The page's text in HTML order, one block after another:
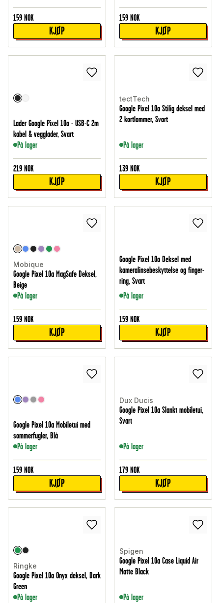
159 NOK
KJØP
159 NOK
KJØP
Lader Google Pixel 10a - USB-C 2m
kabel & vegglader, Svart
På lager
219 NOK
KJØP
tectTech
Google Pixel 10a Stilig deksel med
2 kortlommer, Svart
På lager
139 NOK
KJØP
Mobique
Google Pixel 10a MagSafe Deksel,
Beige
På lager
159 NOK
KJØP
Google Pixel 10a Deksel med
kameralinsebeskyttelse og finger-
ring, Svart
På lager
159 NOK
KJØP
Google Pixel 10a Mobiletui med
sommerfugler, Blå
På lager
159 NOK
KJØP
Dux Ducis
Google Pixel 10a Slankt mobiletui,
Svart
På lager
179 NOK
KJØP
Ringke
Google Pixel 10a Onyx deksel, Dark
Green
På lager
Spigen
Google Pixel 10a Case Liquid Air
Matte Black
På lager